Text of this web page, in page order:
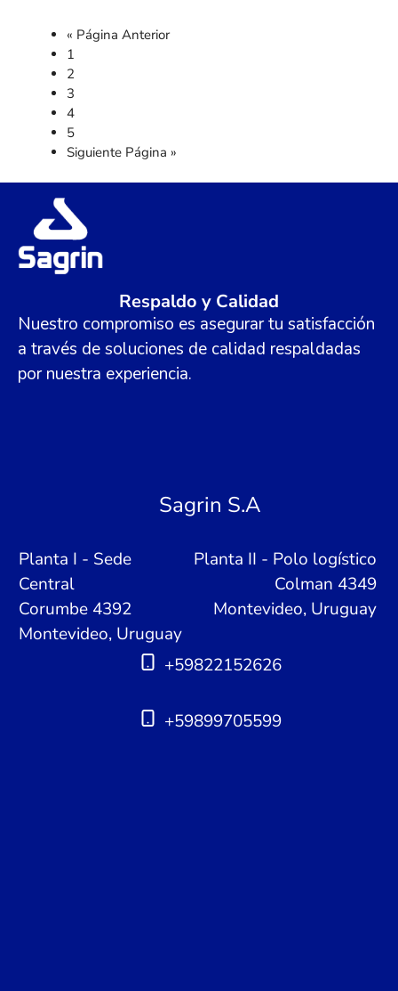
« Página Anterior
1
2
3
4
5
Siguiente Página »
Respaldo y Calidad
Nuestro compromiso es asegurar tu satisfacción
a través de soluciones de calidad respaldadas
por nuestra experiencia.
Sagrin S.A
Planta I - Sede
Central
Corumbe 4392
Montevideo, Uruguay
Planta II - Polo logístico
Colman 4349
Montevideo, Uruguay
+59822152626
+59899705599